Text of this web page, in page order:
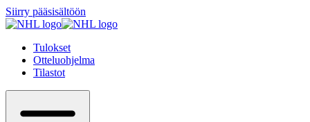
Siirry pääsisältöön
Tulokset
Otteluohjelma
Tilastot